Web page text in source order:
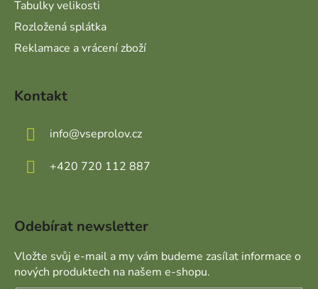
Tabulky velikosti
Rozložená splátka
Reklamace a vrácení zboží
Kontakt
info@vseprolov.cz
+420 720 112 887
Odebírat newsletter
Vložte svůj e-mail a my vám budeme zasílat informace o
nových produktech na našem e-shopu.